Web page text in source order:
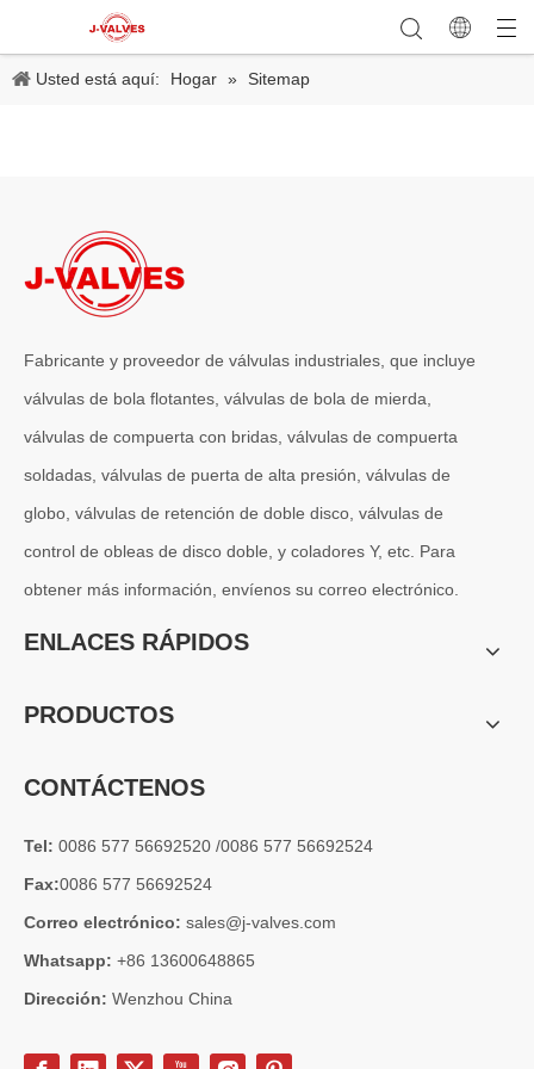
Usted está aquí: Hogar » Sitemap
Fabricante y proveedor de válvulas industriales, que incluye
válvulas de bola flotantes, válvulas de bola de mierda,
válvulas de compuerta con bridas, válvulas de compuerta
soldadas, válvulas de puerta de alta presión, válvulas de
globo, válvulas de retención de doble disco, válvulas de
control de obleas de disco doble, y coladores Y, etc. Para
obtener más información, envíenos su correo electrónico.
ENLACES RÁPIDOS
PRODUCTOS
CONTÁCTENOS
Tel: 0086 577 56692520 /0086 577 56692524
Fax:0086 577 56692524
Correo electrónico: sales@j-valves.com
Whatsapp: +86 13600648865
Dirección: Wenzhou China